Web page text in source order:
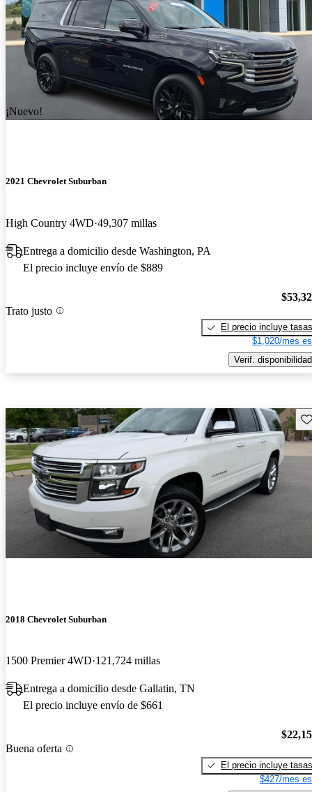
¡Nuevo!
2021 Chevrolet Suburban
High Country 4WD 49,307 millas
Entrega a domicilio desde Washington, PA
El precio incluye envío de $889
Trato justo
El precio incluye tasas
$1,020/mes
Verif. disponibilidad
2018 Chevrolet Suburban
1500 Premier 4WD 121,724 millas
Entrega a domicilio desde Gallatin, TN
El precio incluye envío de $661
Buena oferta
El precio incluye tasas
$427/mes